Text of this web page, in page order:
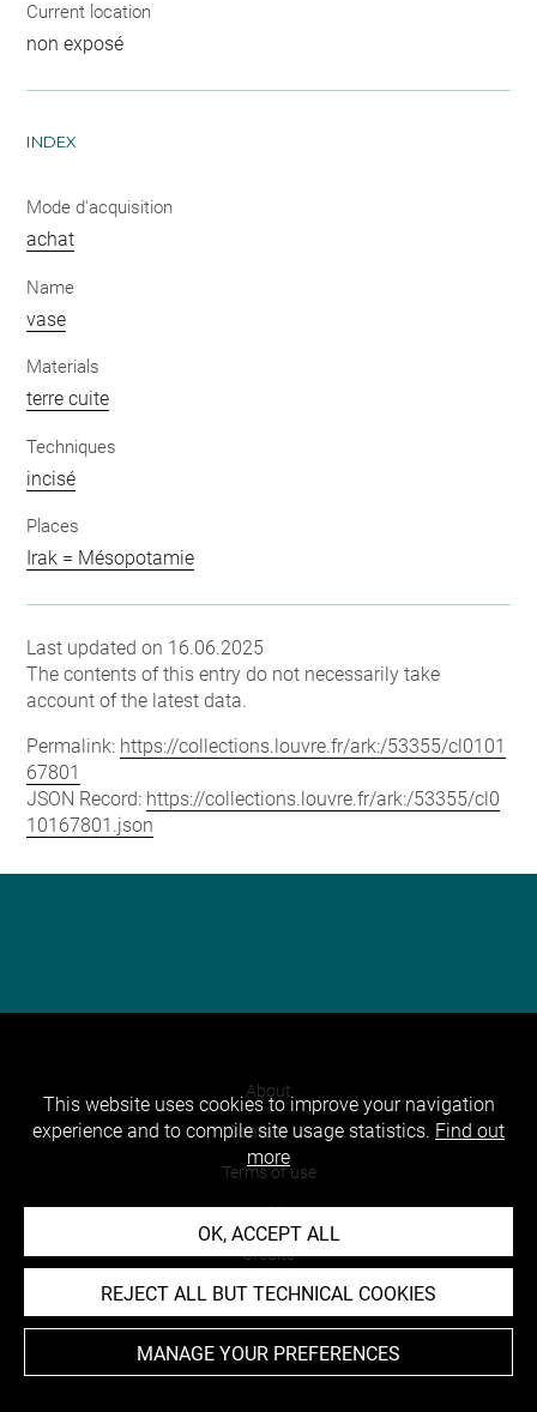
Current location
non exposé
INDEX
Mode d'acquisition
achat
Name
vase
Materials
terre cuite
Techniques
incisé
Places
Irak = Mésopotamie
Last updated on 16.06.2025
The contents of this entry do not necessarily take
account of the latest data.
Permalink: https://collections.louvre.fr/ark:/53355/cl0101
67801
JSON Record: https://collections.louvre.fr/ark:/53355/cl0
10167801.json
About
Contact Us
Terms of use
Cookies
Credits
Accessibility : non compliant
This website uses cookies to improve your navigation
experience and to compile site usage statistics. Find out
more
OK, ACCEPT ALL
REJECT ALL BUT TECHNICAL COOKIES
MANAGE YOUR PREFERENCES